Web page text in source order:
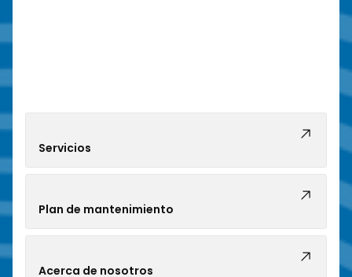
Servicios
Plan de mantenimiento
Acerca de nosotros